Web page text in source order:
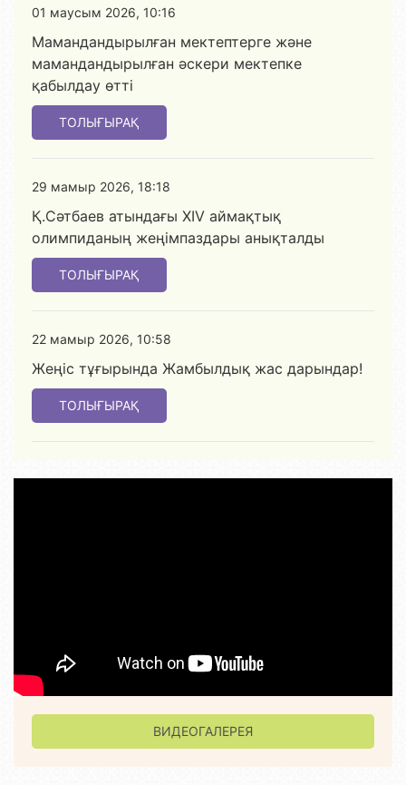
01 маусым 2026, 10:16
Мамандандырылған мектептерге және
мамандандырылған әскери мектепке
қабылдау өтті
ТОЛЫҒЫРАҚ
29 мамыр 2026, 18:18
Қ.Сәтбаев атындағы XIV аймақтық
олимпиданың жеңімпаздары анықталды
ТОЛЫҒЫРАҚ
22 мамыр 2026, 10:58
Жеңіс тұғырында Жамбылдық жас дарындар!
ТОЛЫҒЫРАҚ
ВИДЕОГАЛЕРЕЯ